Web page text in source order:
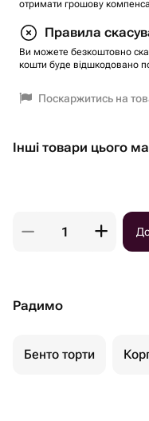
отримати грошову
Правила
Ви можете безкоштовно
кошти буде відшкодовано
Поскаржитись на
Інші товари цього
Радимо
Бенто торти